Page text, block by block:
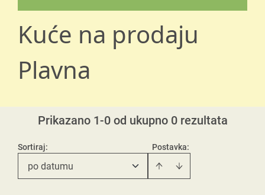
Kuće na prodaju
Plavna
Prikazano 1-0 od ukupno 0 rezultata
Postavka:
Sortiraj:
po datumu